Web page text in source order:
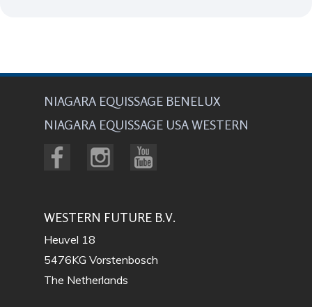
NIAGARA EQUISSAGE BENELUX
NIAGARA EQUISSAGE USA WESTERN
WESTERN FUTURE B.V.
Heuvel 18
5476KG Vorstenbosch
The Netherlands